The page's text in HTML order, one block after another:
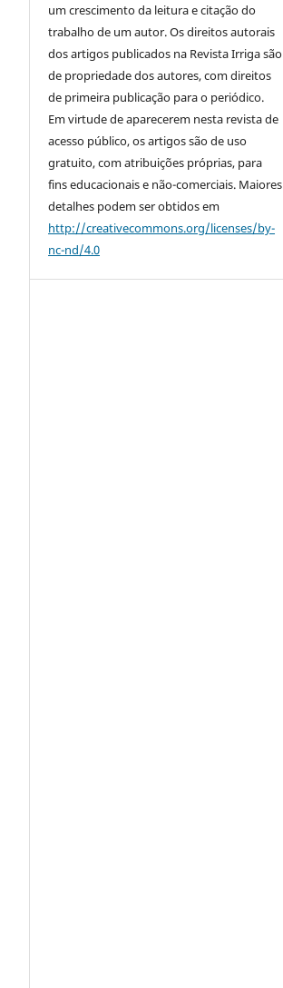
um crescimento da leitura e citação do
trabalho de um autor. Os direitos autorais
dos artigos publicados na Revista Irriga são
de propriedade dos autores, com direitos
de primeira publicação para o periódico.
Em virtude de aparecerem nesta revista de
acesso público, os artigos são de uso
gratuito, com atribuições próprias, para
fins educacionais e não-comerciais. Maiores
detalhes podem ser obtidos em
http://creativecommons.org/licenses/by-
nc-nd/4.0